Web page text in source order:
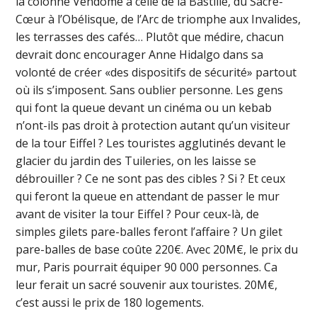
Cœur à l’Obélisque, de l’Arc de triomphe aux Invalides,
les terrasses des cafés… Plutôt que médire, chacun
devrait donc encourager Anne Hidalgo dans sa
volonté de créer «des dispositifs de sécurité» partout
où ils s’imposent. Sans oublier personne. Les gens
qui font la queue devant un cinéma ou un kebab
n’ont-ils pas droit à protection autant qu’un visiteur
de la tour Eiffel ? Les touristes agglutinés devant le
glacier du jardin des Tuileries, on les laisse se
débrouiller ? Ce ne sont pas des cibles ? Si ? Et ceux
qui feront la queue en attendant de passer le mur
avant de visiter la tour Eiffel ? Pour ceux-là, de
simples gilets pare-balles feront l’affaire ? Un gilet
pare-balles de base coûte 220€. Avec 20M€, le prix du
mur, Paris pourrait équiper 90 000 personnes. Ca
leur ferait un sacré souvenir aux touristes. 20M€,
c’est aussi le prix de 180 logements.